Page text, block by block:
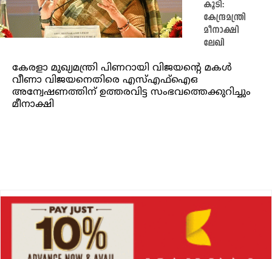
കൂടി:
കേന്ദ്രമന്ത്രി
മീനാക്ഷി
ലേഖി
കേരളാ മുഖ്യമന്ത്രി പിണറായി വിജയന്റെ മകൾ
വീണാ വിജയനെതിരെ എസ്എഫ്‌ഐഒ
അന്വേഷണത്തിന് ഉത്തരവിട്ട സംഭവത്തെക്കുറിച്ചും
മീനാക്ഷി